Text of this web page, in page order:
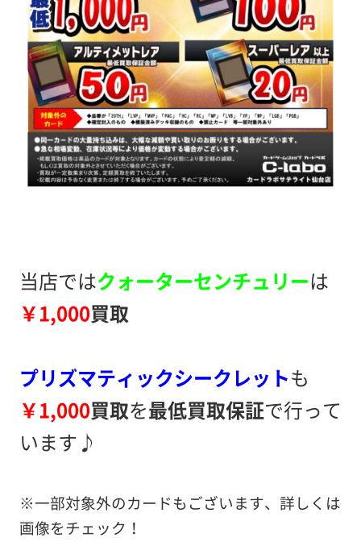
当店ではクォーターセンチュリーは
￥1,000買取
プリズマティックシークレットも
￥1,000買取を最低買取保証で行って
います♪
※一部対象外のカードもございます、詳しくは
画像をチェック！